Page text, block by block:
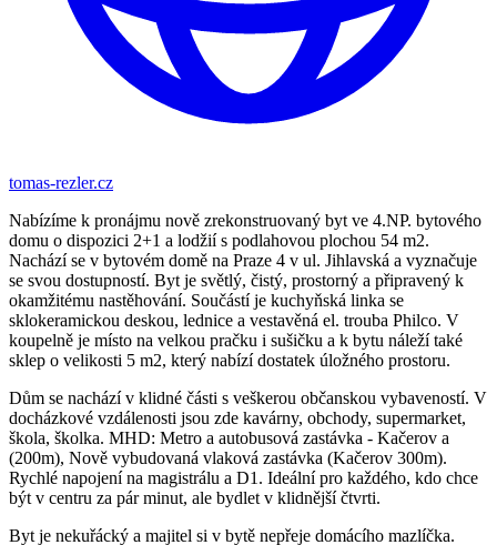
tomas-rezler.cz
Nabízíme k pronájmu nově zrekonstruovaný byt ve 4.NP. bytového
domu o dispozici 2+1 a lodžií s podlahovou plochou 54 m2.
Nachází se v bytovém domě na Praze 4 v ul. Jihlavská a vyznačuje
se svou dostupností. Byt je světlý, čistý, prostorný a připravený k
okamžitému nastěhování. Součástí je kuchyňská linka se
sklokeramickou deskou, lednice a vestavěná el. trouba Philco. V
koupelně je místo na velkou pračku i sušičku a k bytu náleží také
sklep o velikosti 5 m2, který nabízí dostatek úložného prostoru.
Dům se nachází v klidné části s veškerou občanskou vybaveností. V
docházkové vzdálenosti jsou zde kavárny, obchody, supermarket,
škola, školka. MHD: Metro a autobusová zastávka - Kačerov a
(200m), Nově vybudovaná vlaková zastávka (Kačerov 300m).
Rychlé napojení na magistrálu a D1. Ideální pro každého, kdo chce
být v centru za pár minut, ale bydlet v klidnější čtvrti.
Byt je nekuřácký a majitel si v bytě nepřeje domácího mazlíčka.